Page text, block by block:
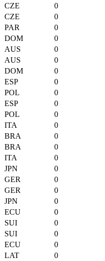
CZE
0
CZE
0
PAR
0
DOM
0
AUS
0
AUS
0
DOM
0
ESP
0
POL
0
ESP
0
POL
0
ITA
0
BRA
0
BRA
0
ITA
0
JPN
0
GER
0
GER
0
JPN
0
ECU
0
SUI
0
SUI
0
ECU
0
LAT
0